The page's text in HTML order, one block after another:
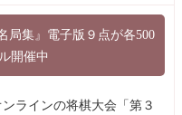
局集』電子版９点が各500
開催中
ラインの将棋大会「第３